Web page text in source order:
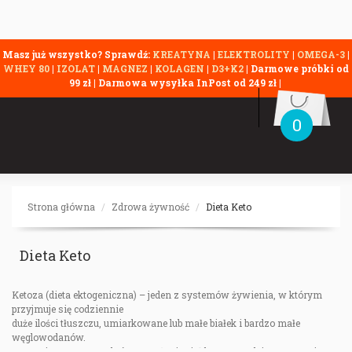
Masz już wszystko? Sprawdź: KREATYNA | ELEKTROLITY | OMEGA-3|
WHEY 80| IZOLAT| MAGNEZ | KOLAGEN | D3+K2| Darmowe próbki od
99 zł | Darmowa wysyłka InPost od 249 zł |
0
Strona główna Zdrowa żywność Dieta Keto
Dieta Keto
Ketoza (dieta ektogeniczna) – jeden z systemów żywienia, w którym
przyjmuje się codziennie
duże ilości tłuszczu, umiarkowane lub małe białek i bardzo małe
węglowodanów.